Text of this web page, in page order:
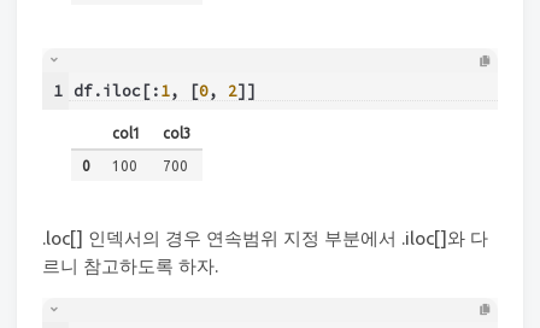
1 df.iloc[:1, [0, 2]]
col1 col3
0 100 700
.loc[] 인덱서의 경우 연속범위 지정 부분에서 .iloc[]와 다
르니 참고하도록 하자.